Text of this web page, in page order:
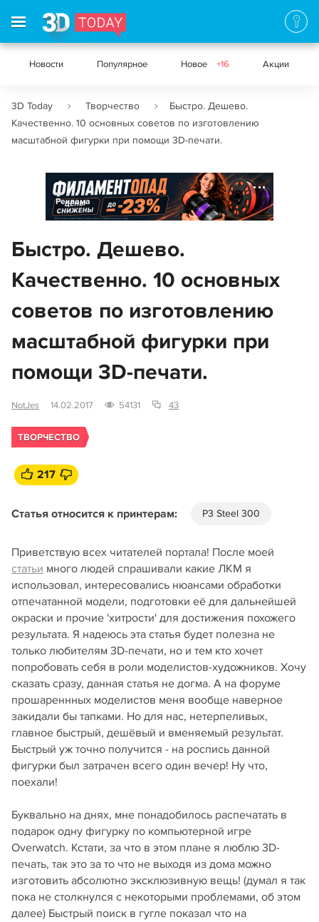
Новости Популярное Новое +16 Акции
3D Today Творчество
Быстро. Дешево.
Качественно. 10 основных советов по изготовлению
масштабной фигурки при помощи 3D-печати.
Реклама
Быстро. Дешево.
Качественно. 10 основных
советов по изготовлению
масштабной фигурки при
помощи 3D-печати.
NotJes 14.02.2017 54131 43
ТВОРЧЕСТВО
217
Статья относится к принтерам: P3 Steel 300
Приветствую всех читателей портала! После моей
статьи много людей спрашивали какие ЛКМ я
использовал, интересовались нюансами обработки
отпечатанной модели, подготовки её для дальнейшей
окраски и прочие 'хитрости' для достижения похожего
результата. Я надеюсь эта статья будет полезна не
только любителям 3D-печати, но и тем кто хочет
попробовать себя в роли моделистов-художников. Хочу
сказать сразу, данная статья не догма. А на форуме
прошареннных моделистов меня вообще наверное
закидали бы тапками. Но для нас, нетерпеливых,
главное быстрый, дешёвый и вменяемый результат.
Быстрый уж точно получится - на роспись данной
фигурки был затрачен всего один вечер! Ну что,
поехали!
Буквально на днях, мне понадобилось распечатать в
подарок одну фигурку по компьютерной игре
Overwatch. Кстати, за что в этом плане я люблю 3D-
печать, так это за то что не выходя из дома можно
изготовить абсолютно эксклюзивную вещь! (думал я так
пока не столкнулся с некоторыми проблемами, об этом
далее) Быстрый поиск в гугле показал что на